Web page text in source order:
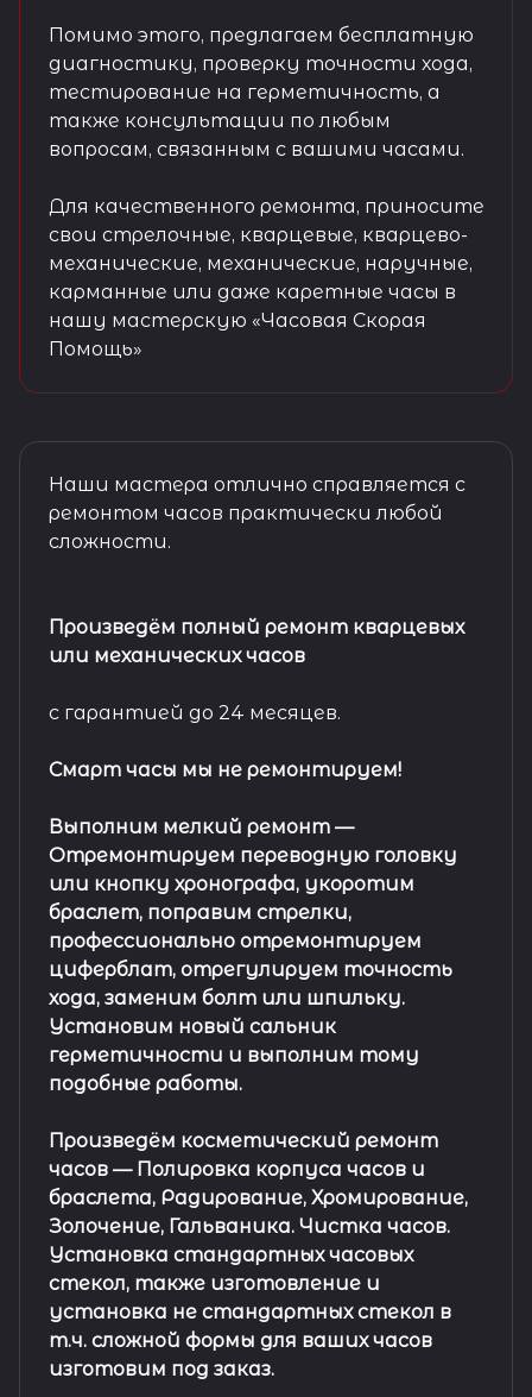
Помимо этого, предлагаем бесплатную
диагностику, проверку точности хода,
тестирование на герметичность, а
также консультации по любым
вопросам, связанным с вашими часами.
Для качественного ремонта, приносите
свои стрелочные, кварцевые, кварцево-
механические, механические, наручные,
карманные или даже каретные часы в
нашу мастерскую «Часовая Скорая
Помощь»
Наши мастера отлично справляется с
ремонтом часов практически любой
сложности.
Произведём полный ремонт кварцевых
или механических часов
с гарантией до 24 месяцев.
Смарт часы мы не ремонтируем!
Выполним мелкий ремонт —
Отремонтируем переводную головку
или кнопку хронографа, укоротим
браслет, поправим стрелки,
профессионально отремонтируем
циферблат, отрегулируем точность
хода, заменим болт или шпильку.
Установим новый сальник
герметичности и выполним тому
подобные работы.
Произведём косметический ремонт
часов — Полировка корпуса часов и
браслета, Радирование, Хромирование,
Золочение, Гальваника. Чистка часов.
Установка стандартных часовых
стекол, также изготовление и
установка не стандартных стекол в
т.ч. сложной формы для ваших часов
изготовим под заказ.